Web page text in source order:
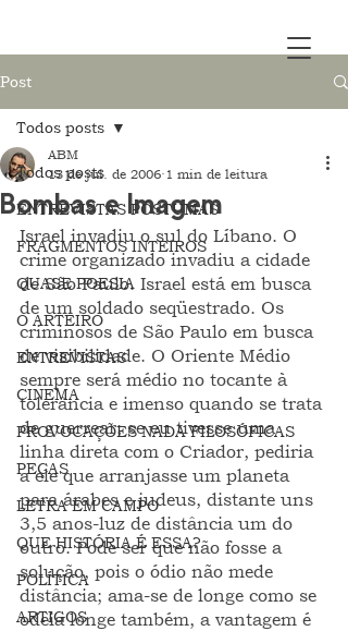
Post
Todos posts
ENTREVISTAS PÓSTUMAS
FRAGMENTOS INTEIROS
QUASE POESIA
O ARTEIRO
ENTREVISTAS
CINEMA
PROVOCAÇÕES NADA FILOSÓFICAS
PEÇAS
LETRA EM CAMPO
QUE HISTÓRIA É ESSA?
POLÍTICA
ARTIGOS
Todos posts
Bombas e Imagem
ABM
13 de jul. de 2006 1 min de leitura
Israel invadiu o sul do Líbano. O
crime organizado invadiu a cidade
de São Paulo. Israel está em busca
de um soldado seqüestrado. Os
criminosos de São Paulo em busca
de visibilidade. O Oriente Médio
sempre será médio no tocante à
tolerância e imenso quando se trata
de guerrear; se eu tivesse uma
linha direta com o Criador, pediria
a ele que arranjasse um planeta
para árabes e judeus, distante uns
3,5 anos-luz de distância um do
outro. Pode ser que não fosse a
solução, pois o ódio não mede
distância; ama-se de longe como se
odeia longe também, a vantagem é